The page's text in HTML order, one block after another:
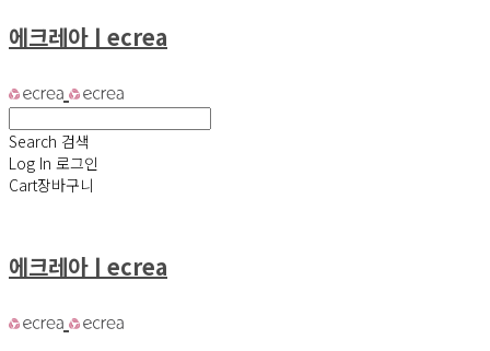
에크레아ㅣecrea
Search 검색
Log In 로그인
Cart장바구니
에크레아ㅣecrea